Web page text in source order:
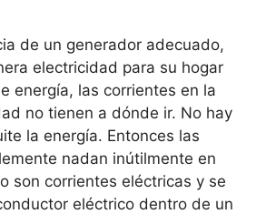
de un generador adecuado,
electricidad para su hogar
energía, las corrientes en la
no tienen a dónde ir. No hay
la energía. Entonces las
nadan inútilmente en
son corrientes eléctricas y se
eléctrico dentro de un